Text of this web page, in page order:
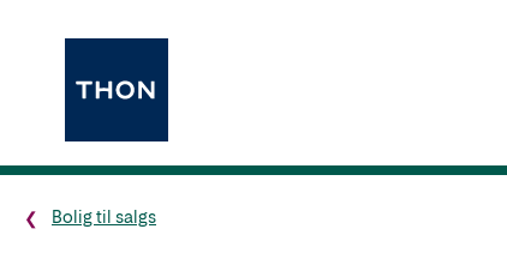
Bolig til salgs